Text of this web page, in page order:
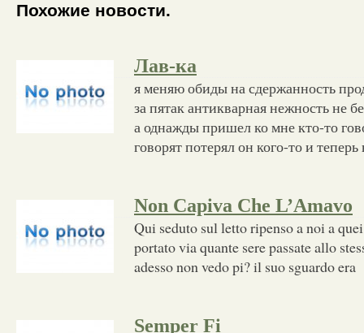
Похожие новости.
Лав-ка
я меняю обиды на сдержанность
за пятак антикварная нежность не
а однажды пришел ко мне кто-то
говорят потерял он кого-то и теперь
Non Capiva Che L’Amavo
Qui seduto sul letto ripenso a noi a
portato via quante sere passate allo
adesso non vedo pi? il suo sguardo era
Semper Fi